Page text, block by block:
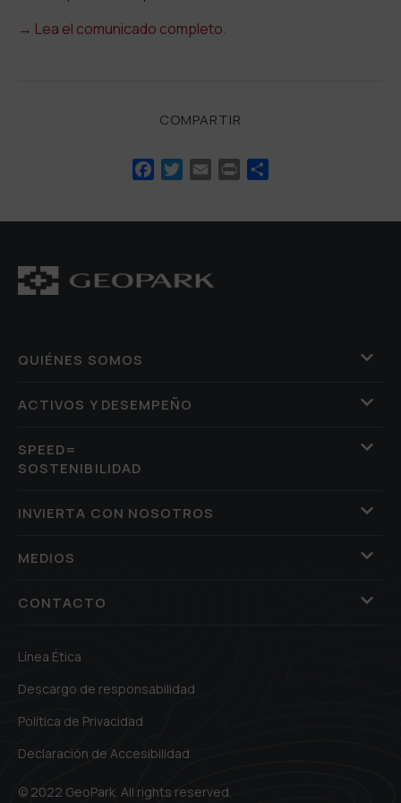
→ Lea el comunicado completo.
COMPARTIR
Facebook
Twitter
Email Print
QUIÉNES SOMOS
ACTIVOS Y DESEMPEÑO
SPEED=
SOSTENIBILIDAD
INVIERTA CON NOSOTROS
MEDIOS
CONTACTO
© 2022 GeoPark. All rights reserved.
Línea Ética
Descargo de responsabilidad
Política de Privacidad
Declaración de Accesibilidad